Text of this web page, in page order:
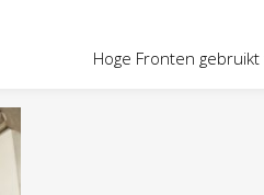
Hoge Fronten